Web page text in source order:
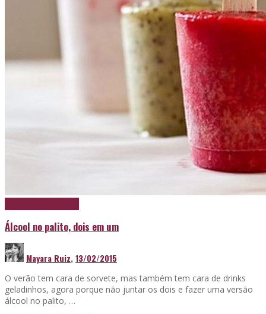
Álcool no palito, dois em um
Mayara Ruiz,13/02/2015
O verão tem cara de sorvete, mas também tem cara de drinks
geladinhos, agora porque não juntar os dois e fazer uma versão
álcool no palito, …